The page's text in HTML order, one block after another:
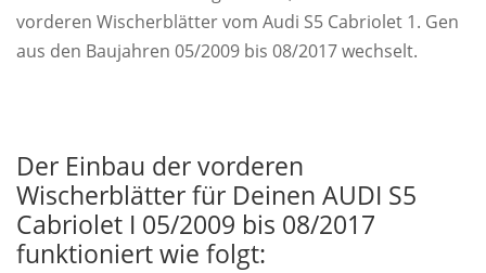
vorderen Wischerblätter vom Audi S5 Cabriolet 1. Gen
aus den Baujahren 05/2009 bis 08/2017 wechselt.
Der Einbau der vorderen
Wischerblätter für Deinen AUDI S5
Cabriolet I 05/2009 bis 08/2017
funktioniert wie folgt: